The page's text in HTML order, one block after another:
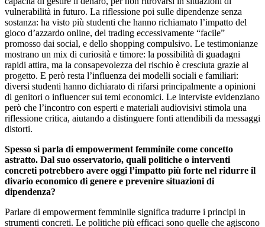
vulnerabilità in futuro. La riflessione poi sulle dipendenze senza
sostanza: ha visto più studenti che hanno richiamato l’impatto del
gioco d’azzardo online, del trading eccessivamente “facile”
promosso dai social, e dello shopping compulsivo. Le testimonianze
mostrano un mix di curiosità e timore: la possibilità di guadagni
rapidi attira, ma la consapevolezza del rischio è cresciuta grazie al
progetto. E però resta l’influenza dei modelli sociali e familiari:
diversi studenti hanno dichiarato di rifarsi principalmente a opinioni
di genitori o influencer sui temi economici. Le interviste evidenziano
però che l’incontro con esperti e materiali audiovisivi stimola una
riflessione critica, aiutando a distinguere fonti attendibili da messaggi
distorti.
Spesso si parla di empowerment femminile come concetto
astratto. Dal suo osservatorio, quali politiche o interventi
concreti potrebbero avere oggi l’impatto più forte nel ridurre il
divario economico di genere e prevenire situazioni di
dipendenza?
Parlare di empowerment femminile significa tradurre i principi in
strumenti concreti. Le politiche più efficaci sono quelle che agiscono